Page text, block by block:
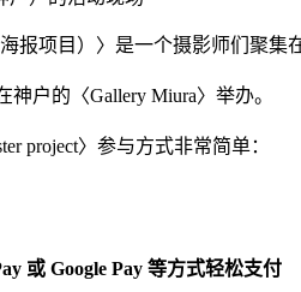
海报项目）〉是一个摄影师们聚
户的〈Gallery Miura〉举办。
project〉参与方式非常简单：
或 Google Pay 等方式轻松支付